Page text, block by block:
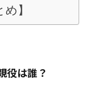
】
役は誰？